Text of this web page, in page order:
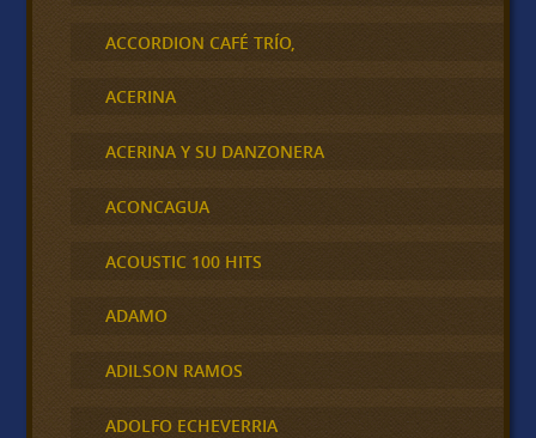
ACCORDION CAFÉ TRÍO,
ACERINA
ACERINA Y SU DANZONERA
ACONCAGUA
ACOUSTIC 100 HITS
ADAMO
ADILSON RAMOS
ADOLFO ECHEVERRIA